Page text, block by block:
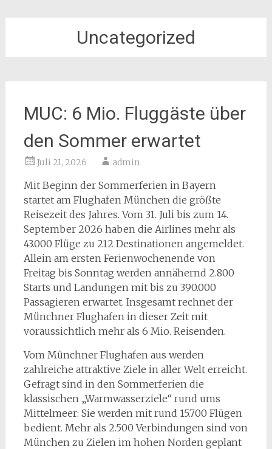
Uncategorized
MUC: 6 Mio. Fluggäste über
den Sommer erwartet
Juli 21, 2026 admin
Mit Beginn der Sommerferien in Bayern
startet am Flughafen München die größte
Reisezeit des Jahres. Vom 31. Juli bis zum 14.
September 2026 haben die Airlines mehr als
43.000 Flüge zu 212 Destinationen angemeldet.
Allein am ersten Ferienwochenende von
Freitag bis Sonntag werden annähernd 2.800
Starts und Landungen mit bis zu 390.000
Passagieren erwartet. Insgesamt rechnet der
Münchner Flughafen in dieser Zeit mit
voraussichtlich mehr als 6 Mio. Reisenden.
Vom Münchner Flughafen aus werden
zahlreiche attraktive Ziele in aller Welt erreicht.
Gefragt sind in den Sommerferien die
klassischen „Warmwasserziele“ rund ums
Mittelmeer: Sie werden mit rund 15.700 Flügen
bedient. Mehr als 2.500 Verbindungen sind von
München zu Zielen im hohen Norden geplant